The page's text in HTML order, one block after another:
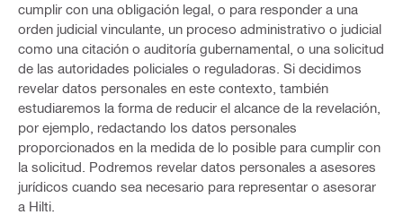
cumplir con una obligación legal, o para responder a una
orden judicial vinculante, un proceso administrativo o judicial
como una citación o auditoría gubernamental, o una solicitud
de las autoridades policiales o reguladoras. Si decidimos
revelar datos personales en este contexto, también
estudiaremos la forma de reducir el alcance de la revelación,
por ejemplo, redactando los datos personales
proporcionados en la medida de lo posible para cumplir con
la solicitud. Podremos revelar datos personales a asesores
jurídicos cuando sea necesario para representar o asesorar
a Hilti.